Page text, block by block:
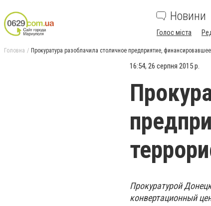
Новини
Голос міста
Головна Прокуратура разоблачила столичное предприятие,
16:54, 26 серпня 2015 р.
Прокуратурой
конвертационный